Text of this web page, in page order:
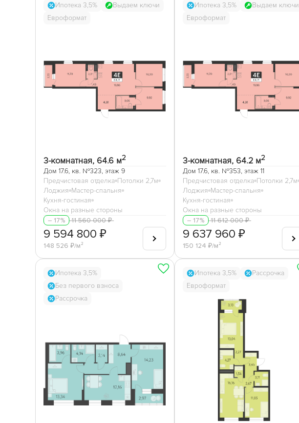
Ипотека 3,5%
Выдаем ключи
Евроформат
3-комнатная, 64.6 м2
Дом 17.6, кв. №323, этаж 9
Предчистовая отделка Потолки 2,7м
Лоджия Мастер-спальня
Кухня-гостиная
Окна на разные стороны
– 17%
11 560 000 ₽
9 594 800 ₽
148 526 ₽/м²
Ипотека 3,5%
Выдаем ключи
Евроформат
3-комнатная, 64.2 м2
Дом 17.6, кв. №353, этаж 11
Предчистовая отделка Потолки 2,7м
Лоджия Мастер-спальня
Кухня-гостиная
Окна на разные стороны
– 17%
11 612 000 ₽
9 637 960 ₽
150 124 ₽/м²
Ипотека 3,5%
Без первого взноса
Рассрочка
Ипотека 3,5%
Рассрочка
Евроформат